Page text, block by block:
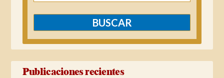
Publicaciones recientes